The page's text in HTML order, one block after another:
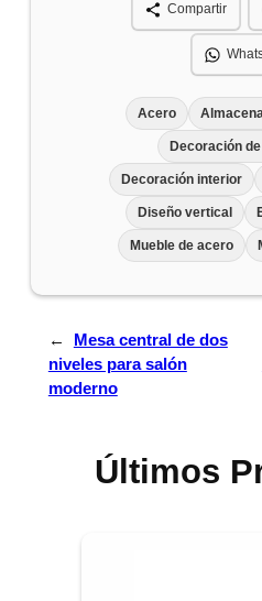
Compartir
Acero
Decoración
Decoración interior
Diseño vertical
Mueble de acero
←
Mesa central de dos
niveles para salón
moderno
Últimos